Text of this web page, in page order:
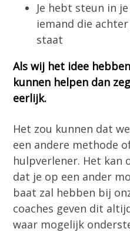
Je hebt steun in
iemand die
staat
Als wij het idee
kunnen helpen dan
eerlijk.
Het zou kunnen dat
een andere methode
hulpverlener. Het kan
dat je op een ander
baat zal hebben bij
coaches geven dit
waar mogelijk